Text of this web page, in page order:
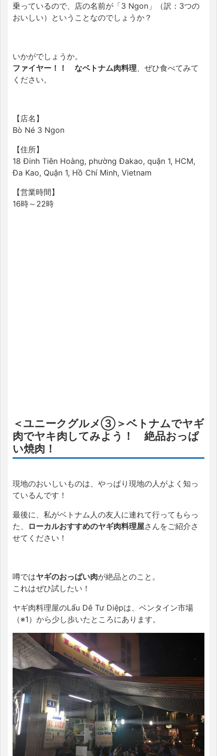
乗っているので、店の名前が「3 Ngon」（訳：3つの
おいしい）ということなのでしょうか？
いかがでしょうか。
ファイヤー！！ なベトナム肉料理、ぜひ食べてみて
ください。
【店名】
Bò Né 3 Ngon
【住所】
18 Đinh Tiên Hoàng, phường Đakao, quận 1, HCM,
Đa Kao, Quận 1, Hồ Chí Minh, Vietnam
【営業時間】
16時～22時
＜ユニークグルメ③＞ベトナムでヤギ
肉でヤキ肉してみよう！ 絶品おっぱ
い焼肉！
現地のおいしいものは、やっぱり現地の人がよく知っ
ているんです！
最後に、私がベトナム人の友人に連れて行ってもらっ
た、
ローカルおすすめのヤギ肉料理屋さんをご紹介さ
せてください！
噂ではヤギのおっぱい肉が絶品とのこと。
これはぜひ試したい！
ヤギ肉料理屋のLẩu Dê Tư Diệpは、ベンタイン市場
（※1）から少し歩いたところにあります。